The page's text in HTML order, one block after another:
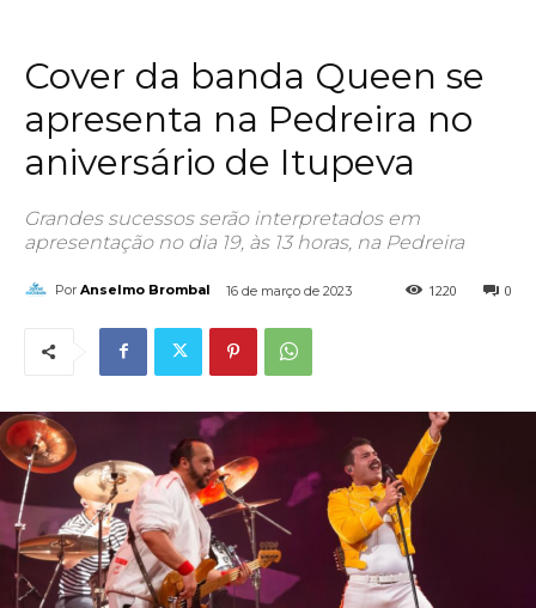
Cover da banda Queen se
apresenta na Pedreira no
aniversário de Itupeva
Grandes sucessos serão interpretados em
apresentação no dia 19, às 13 horas, na Pedreira
Por Anselmo Brombal 16 de março de 2023 0
1220